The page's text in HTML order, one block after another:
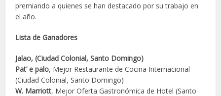
premiando a quienes se han destacado por su trabajo en
el año.
Lista de Ganadores
Jalao, (Ciudad Colonial, Santo Domingo)
Pat’ e palo, Mejor Restaurante de Cocina Internacional
(Ciudad Colonial, Santo Domingo)
W. Marriott, Mejor Oferta Gastronómica de Hotel (Santo